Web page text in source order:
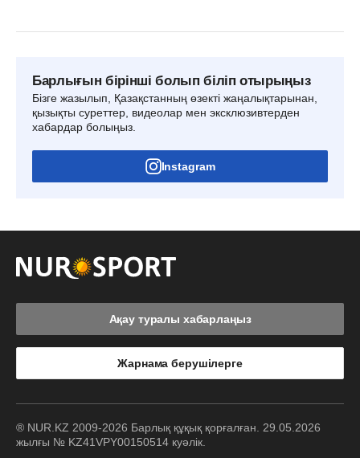
Барлығын бірінші болып біліп отырыңыз
Бізге жазылып, Қазақстанның өзекті жаңалықтарынан,
қызықты суреттер, видеолар мен эксклюзивтерден
хабардар болыңыз.
Instagram
Ақау туралы хабарлаңыз
Жарнама берушілерге
® NUR.KZ 2009-2026 Барлық құқық қорғалған. 29.05.2026
жылғы № KZ41VPY00150514 куәлік.